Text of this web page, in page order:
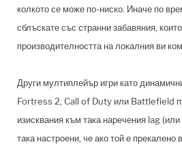
колкото се може по-ниско. Иначе по
сблъскате със странни забавяния,
производителността на локалния ви
Други мултиплейър игри като
Fortress 2, Call of Duty или Battlefield
изисквания към така наречения lag
така настроени, че ако той е прекалено